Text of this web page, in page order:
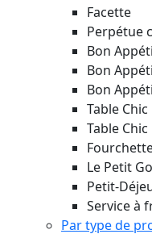
Facette
Perpétue
Bon
Bon
Bon
Table Chic
Table
Le Petit
Petit-
Service à
Par type de